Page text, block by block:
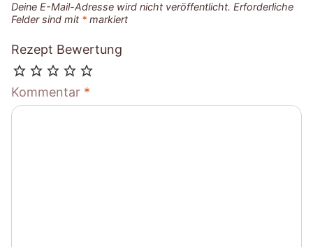
Deine E-Mail-Adresse wird nicht veröffentlicht. Erforderliche
Felder sind mit * markiert
Rezept Bewertung
Kommentar *